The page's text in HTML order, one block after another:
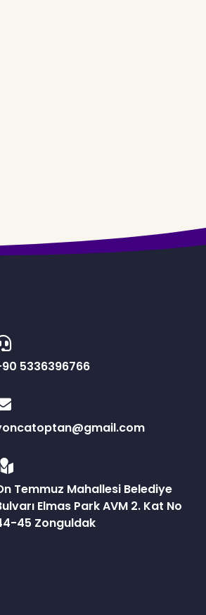
5336396766
Temmuz Mahallesi Belediye
Elmas Park AVM 2. Kat No
45 Zonguldak